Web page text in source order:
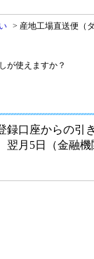
> 産地工場直送便（
が使えますか？
録口座からの引
翌月5日（金融